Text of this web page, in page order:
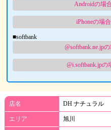
Androidの場
iPhoneの場
■softbank
@softbank.ne.jp
@i.softbank.jp
店名 DH ナチュラル
エリア 旭川